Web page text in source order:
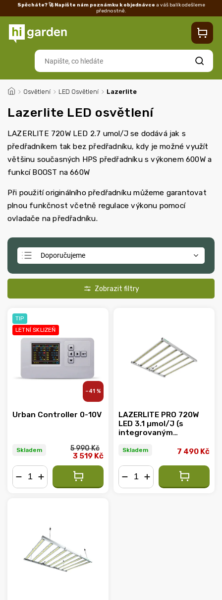
Spěcháte? 🚀 Napište nám poznámku k objednávce a váš balík odešleme
přednostně.
Vrácení/reklamace
Hledat
/ Osvětlení / LED Osvětlení / Lazerlite
Lazerlite LED osvětlení
LAZERLITE 720W LED 2.7 umol/J se dodává jak s
předřadníkem tak bez předřadníku, kdy je možné využít
většinu současných HPS předřadníku s výkonem 600W a
funkcí BOOST na 660W
Při použití originálního předřadníku můžeme garantovat
plnou funkčnost včetně regulace výkonu pomocí
ovladače na předřadníku.
Doporučujeme
Nejlevnější
TIP
LETNÍ SKLIZEŇ
–41 %
Urban Controller 0-10V
Skladem 5 990 Kč
3 519 Kč
LAZERLITE PRO 720W
LED 3.1 µmol/J (s
integrovaným
Skladem 7 490 Kč